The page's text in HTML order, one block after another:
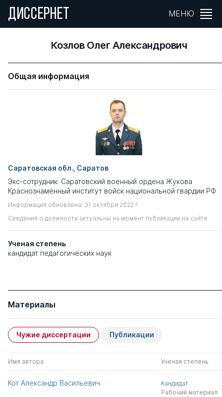
ДИССЕРНЕТ МЕНЮ
Козлов Олег Александрович
Общая информация
Саратовская обл., Саратов
Экс-сотрудник: Саратовский военный ордена Жукова
Краснознаменный институт войск национальной гвардии РФ
Информация обновлена: 31 октября 2022 г.
Сведения о должности актуальны на момент публикации на сайте
Ученая степень
кандидат педагогических наук
Материалы
Чужие диссертации Публикации
Имя автора Ученая степень
Кот Александр Васильевич
Кандидат
Рабочий материал